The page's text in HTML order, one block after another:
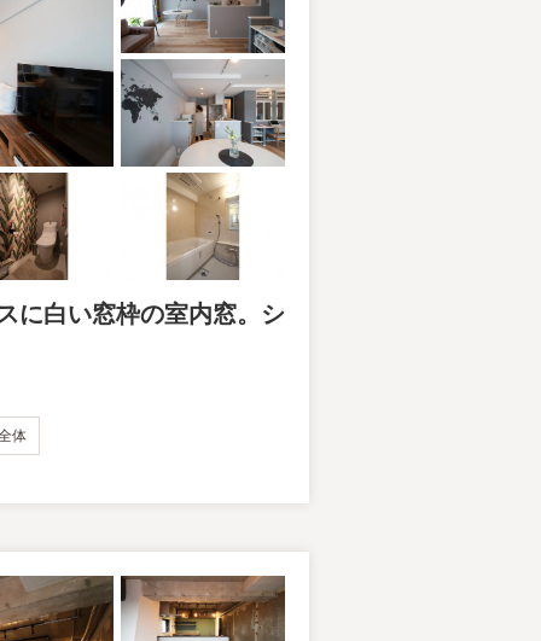
に白い窓枠の室内窓。シ
体